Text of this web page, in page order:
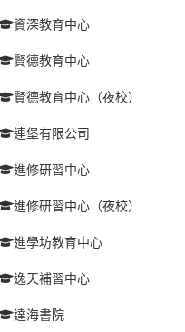
資深教育中心
賢德教育中心
賢德教育中心（夜校）
連堡有限公司
進修研習中心
進修研習中心（夜校）
進學坊教育中心
逸天補習中心
達海書院